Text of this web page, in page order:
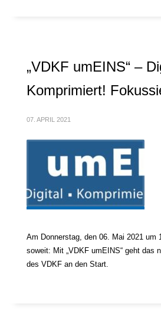
„VDKF umEINS“ –
Komprimiert!
07. APRIL 2021
Am Donnerstag, den 06. Mai 2021 um
soweit: Mit „VDKF umEINS“ geht das
des VDKF an den Start.